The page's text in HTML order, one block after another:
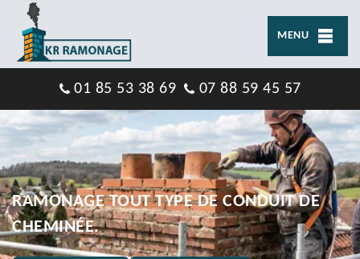
MENU
01 85 53 38 69 07 88 59 45 57
RAMONAGE TOUT TYPE DE CONDUIT DE
CHEMINÉE.